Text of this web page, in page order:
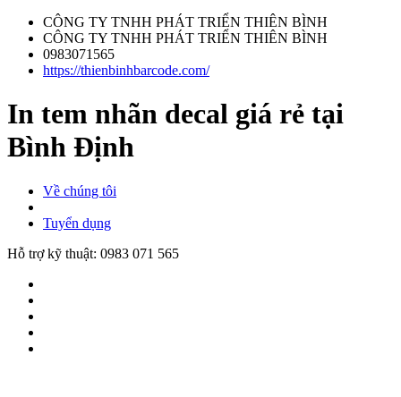
CÔNG TY TNHH PHÁT TRIỂN THIÊN BÌNH
CÔNG TY TNHH PHÁT TRIỂN THIÊN BÌNH
0983071565
https://thienbinhbarcode.com/
In tem nhãn decal giá rẻ tại
Bình Định
Về chúng tôi
Tuyển dụng
Hỗ trợ kỹ thuật: 0983 071 565